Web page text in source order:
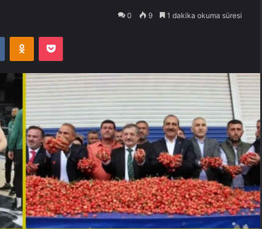
0 9 1 dakika okuma süresi
VKontakteOdnoklassniki
Pocket